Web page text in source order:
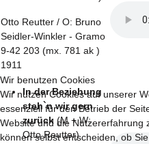
Otto Reutter / O: Bruno
Seidler-Winkler - Gramo
9-42 203 (mx. 781 ak )
1911
In der Beziehung
steh`n wir gern
zurück (M + W:
Otto Reutter)
Wir benutzen Cookies
Wir nutzen Cookies auf unserer
essenziell für den Betrieb der
Website und die Nutzererfahrung
können selbst entscheiden, ob